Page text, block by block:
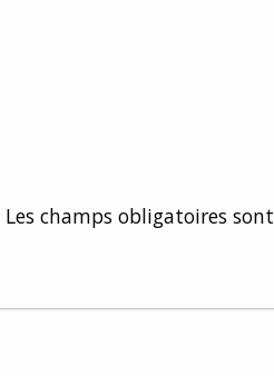
Les champs obligatoires sont